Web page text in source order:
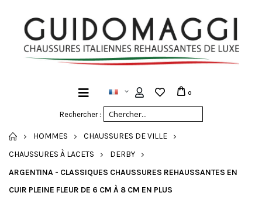
Rechercher :
0
ACCUEIL
HOMMES
CHAUSSURES DE VILLE
CHAUSSURES À LACETS
DERBY
ARGENTINA - CLASSIQUES CHAUSSURES REHAUSSANTES EN
CUIR PLEINE FLEUR DE 6 CM À 8 CM EN PLUS